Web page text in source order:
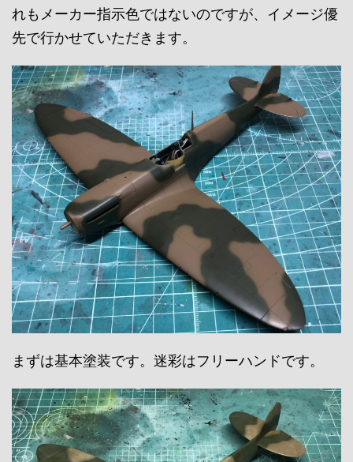
れもメーカー指示色ではないのですが、イメージ優
先で行かせていただきます。
まずは基本塗装です。迷彩はフリーハンドです。